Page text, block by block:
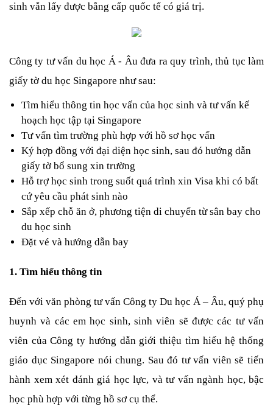
sinh vẫn lấy được bằng cấp quốc tế có giá trị.
Công ty tư vấn du học Á - Âu đưa ra quy trình, thủ tục làm
giấy tờ du học Singapore như sau:
Tìm hiểu thông tin học vấn của học sinh và tư vấn kế
hoạch học tập tại Singapore
Tư vấn tìm trường phù hợp với hồ sơ học vấn
Ký hợp đồng với đại diện học sinh, sau đó hướng dẫn
giấy tờ bổ sung xin trường
Hỗ trợ học sinh trong suốt quá trình xin Visa khi có bất
cứ yêu cầu phát sinh nào
Sắp xếp chỗ ăn ở, phương tiện di chuyển từ sân bay cho
du học sinh
Đặt vé và hướng dẫn bay
1. Tìm hiểu thông tin
Đến với văn phòng tư vấn Công ty Du học Á – Âu, quý phụ
huynh và các em học sinh, sinh viên sẽ được các tư vấn
viên của Công ty hướng dẫn giới thiệu tìm hiểu hệ thống
giáo dục Singapore nói chung. Sau đó tư vấn viên sẽ tiến
hành xem xét đánh giá học lực, và tư vấn ngành học, bậc
học phù hợp với từng hồ sơ cụ thể.